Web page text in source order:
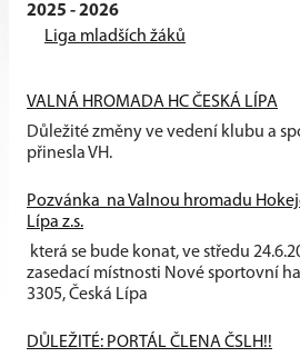
2025 - 2026
Liga mladších žáků
VALNÁ HROMADA HC ČESKÁ LÍPA
Důležité změny ve vedení klubu a
přinesla VH.
Pozvánka na Valnou hromadu
Lípa z.s.
která se bude konat, ve středu
zasedací místnosti Nové sportovní
3305, Česká Lípa
DŮLEŽITÉ: PORTÁL ČLENA ČSLH!!